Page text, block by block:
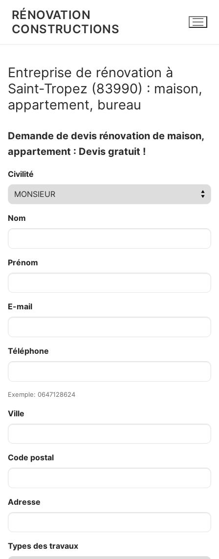
contenu
RÉNOVATION
CONSTRUCTIONS
Entreprise de rénovation à
Saint-Tropez (83990) : maison,
appartement, bureau
Demande de devis rénovation de maison,
appartement : Devis gratuit !
Civilité
Nom
Prénom
E-mail
Téléphone
Exemple: 0647128624
Ville
Code postal
Adresse
Types des travaux